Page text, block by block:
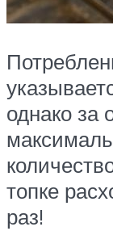
однако за
топке
раз!